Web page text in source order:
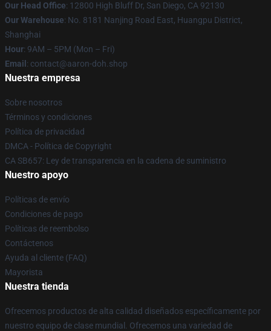
Our Head Office: 12800 High Bluff Dr, San Diego, CA 92130
Our Warehouse: No. 8181 Nanjing Road East, Huangpu District,
Shanghai
Hour: 9AM – 5PM (Mon – Fri)
Email : contact@aaron-doh.shop
Nuestra empresa
Sobre nosotros
Términos y condiciones
Política de privacidad
DMCA - Política de Copyright
CA SB657: Ley de transparencia en la cadena de suministro
Nuestro apoyo
Políticas de envío
Condiciones de pago
Políticas de reembolso
Contáctenos
Ayuda al cliente (FAQ)
Mayorista
Nuestra tienda
Ofrecemos productos de alta calidad diseñados específicamente por
nuestro equipo de clase mundial. Ofrecemos una variedad de